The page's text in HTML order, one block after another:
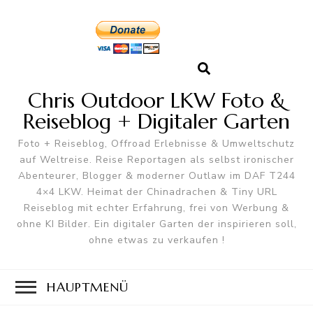
Chris Outdoor LKW Foto &
Reiseblog + Digitaler Garten
Foto + Reiseblog, Offroad Erlebnisse & Umweltschutz
auf Weltreise. Reise Reportagen als selbst ironischer
Abenteurer, Blogger & moderner Outlaw im DAF T244
4×4 LKW. Heimat der Chinadrachen & Tiny URL
Reiseblog mit echter Erfahrung, frei von Werbung &
ohne KI Bilder. Ein digitaler Garten der inspirieren soll,
ohne etwas zu verkaufen !
HAUPTMENÜ